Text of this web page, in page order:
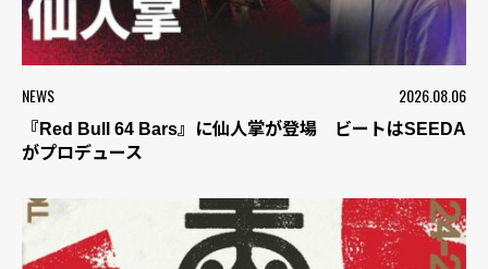
NEWS 2026.08.06
『Red Bull 64 Bars』に仙人掌が登場 ビートはSEEDA
がプロデュース